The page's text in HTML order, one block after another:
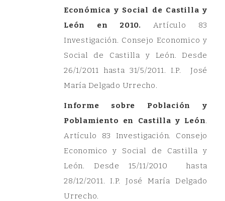
Económica y Social de Castilla y
León en 2010. Artículo 83
Investigación. Consejo Economico y
Social de Castilla y León. Desde
26/1/2011 hasta 31/5/2011. I.P. José
María Delgado Urrecho.
Informe sobre Población y
Poblamiento en Castilla y León.
Artículo 83 Investigación. Consejo
Economico y Social de Castilla y
León. Desde 15/11/2010 hasta
28/12/2011. I.P. José María Delgado
Urrecho.